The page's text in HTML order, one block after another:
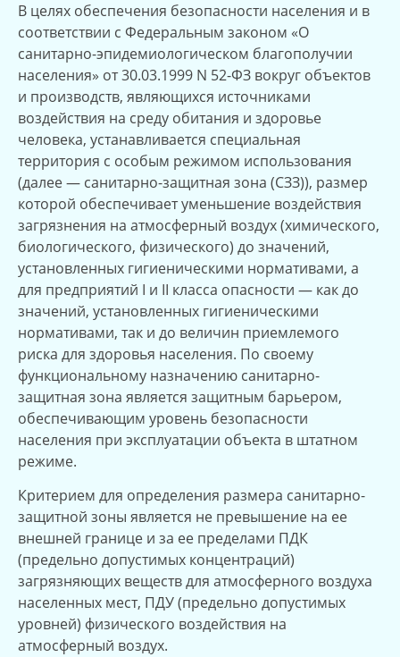
В целях обеспечения безопасности населения и в
соответствии с Федеральным законом «О
санитарно-эпидемиологическом благополучии
населения» от 30.03.1999 N 52-ФЗ вокруг объектов
и производств, являющихся источниками
воздействия на среду обитания и здоровье
человека, устанавливается специальная
территория с особым режимом использования
(далее — санитарно-защитная зона (СЗЗ)), размер
которой обеспечивает уменьшение воздействия
загрязнения на атмосферный воздух (химического,
биологического, физического) до значений,
установленных гигиеническими нормативами, а
для предприятий I и II класса опасности — как до
значений, установленных гигиеническими
нормативами, так и до величин приемлемого
риска для здоровья населения. По своему
функциональному назначению санитарно-
защитная зона является защитным барьером,
обеспечивающим уровень безопасности
населения при эксплуатации объекта в штатном
режиме.
Критерием для определения размера санитарно-
защитной зоны является не превышение на ее
внешней границе и за ее пределами ПДК
(предельно допустимых концентраций)
загрязняющих веществ для атмосферного воздуха
населенных мест, ПДУ (предельно допустимых
уровней) физического воздействия на
атмосферный воздух.